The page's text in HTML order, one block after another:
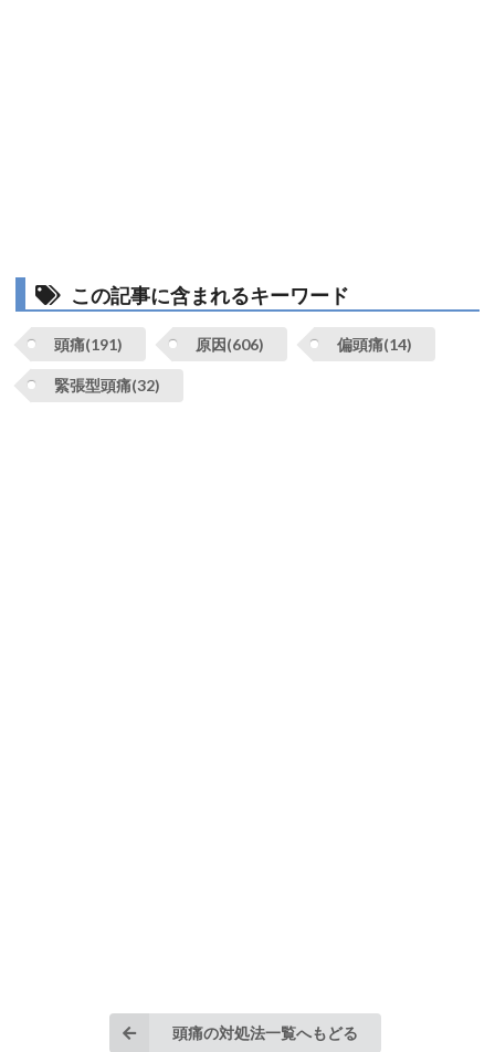
この記事に含まれるキーワード
頭痛(191) 原因(606) 偏頭痛(14)
緊張型頭痛(32)
頭痛の対処法一覧へもどる